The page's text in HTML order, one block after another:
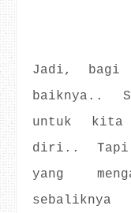
Jadi, bagi
baiknya..
untuk kita
diri.. Tapi
yang